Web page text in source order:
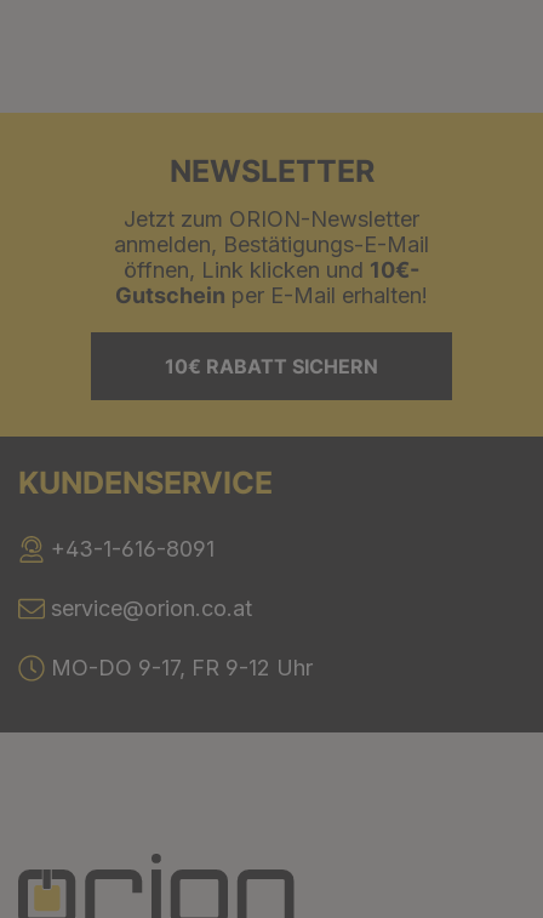
NEWSLETTER
Jetzt zum ORION-Newsletter
anmelden, Bestätigungs-E-Mail
öffnen, Link klicken und 10€-
Gutschein per E-Mail erhalten!
10€ RABATT SICHERN
KUNDENSERVICE
+43-1-616-8091
service@orion.co.at
MO-DO 9-17, FR 9-12 Uhr